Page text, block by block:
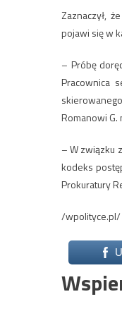
Zaznaczył,
pojawi się w
– Próbę
Pracownica
Romanowi
– W związku
kodeks
Prokuratury
/wpolityce.pl/